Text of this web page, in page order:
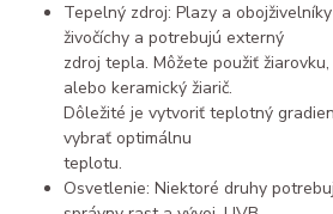
Tepelný zdroj: Plazy a
živočíchy a potrebujú externý
zdroj tepla. Môžete použiť
alebo keramický žiarič.
Dôležité je vytvoriť teplotný
vybrať optimálnu
teplotu.
Osvetlenie: Niektoré druhy